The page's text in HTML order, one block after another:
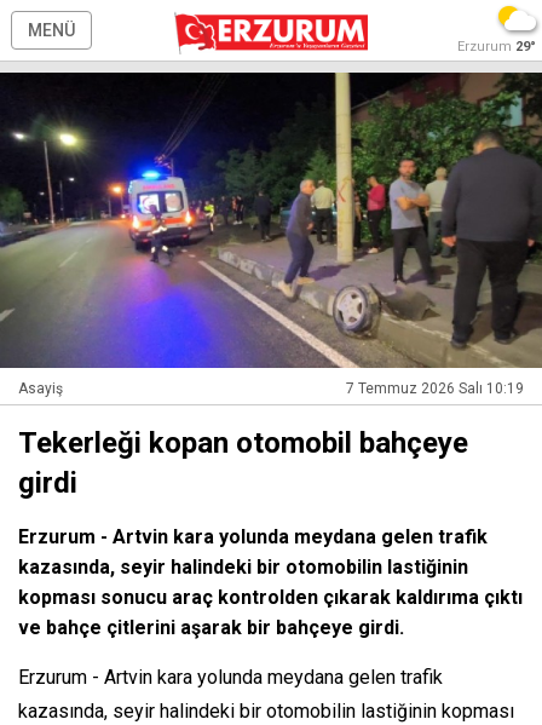
MENÜ
Erzurum 29°
Asayiş 7 Temmuz 2026 Salı 10:19
Tekerleği kopan otomobil bahçeye
girdi
Erzurum - Artvin kara yolunda meydana gelen trafik
kazasında, seyir halindeki bir otomobilin lastiğinin
kopması sonucu araç kontrolden çıkarak kaldırıma çıktı
ve bahçe çitlerini aşarak bir bahçeye girdi.
Erzurum - Artvin kara yolunda meydana gelen trafik
kazasında, seyir halindeki bir otomobilin lastiğinin kopması